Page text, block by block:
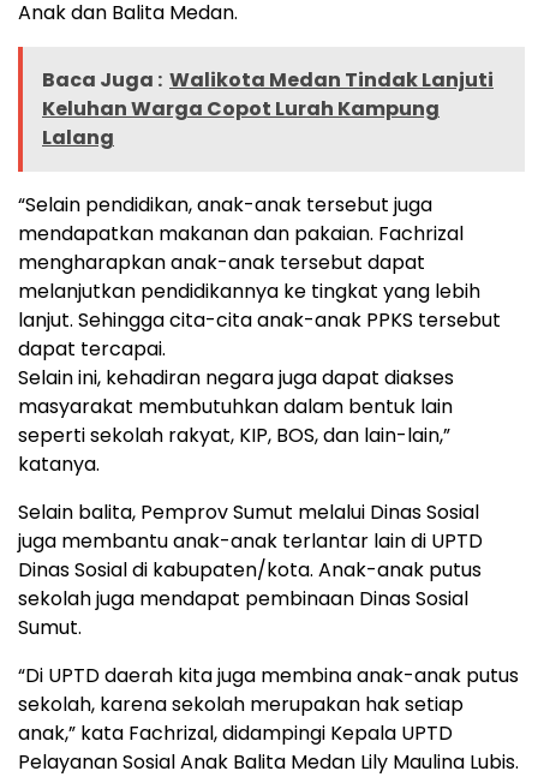
Anak dan Balita Medan.
Baca Juga : Walikota Medan Tindak Lanjuti
Keluhan Warga Copot Lurah Kampung
Lalang
“Selain pendidikan, anak-anak tersebut juga
mendapatkan makanan dan pakaian. Fachrizal
mengharapkan anak-anak tersebut dapat
melanjutkan pendidikannya ke tingkat yang lebih
lanjut. Sehingga cita-cita anak-anak PPKS tersebut
dapat tercapai.
Selain ini, kehadiran negara juga dapat diakses
masyarakat membutuhkan dalam bentuk lain
seperti sekolah rakyat, KIP, BOS, dan lain-lain,”
katanya.
Selain balita, Pemprov Sumut melalui Dinas Sosial
juga membantu anak-anak terlantar lain di UPTD
Dinas Sosial di kabupaten/kota. Anak-anak putus
sekolah juga mendapat pembinaan Dinas Sosial
Sumut.
“Di UPTD daerah kita juga membina anak-anak putus
sekolah, karena sekolah merupakan hak setiap
anak,” kata Fachrizal, didampingi Kepala UPTD
Pelayanan Sosial Anak Balita Medan Lily Maulina Lubis.